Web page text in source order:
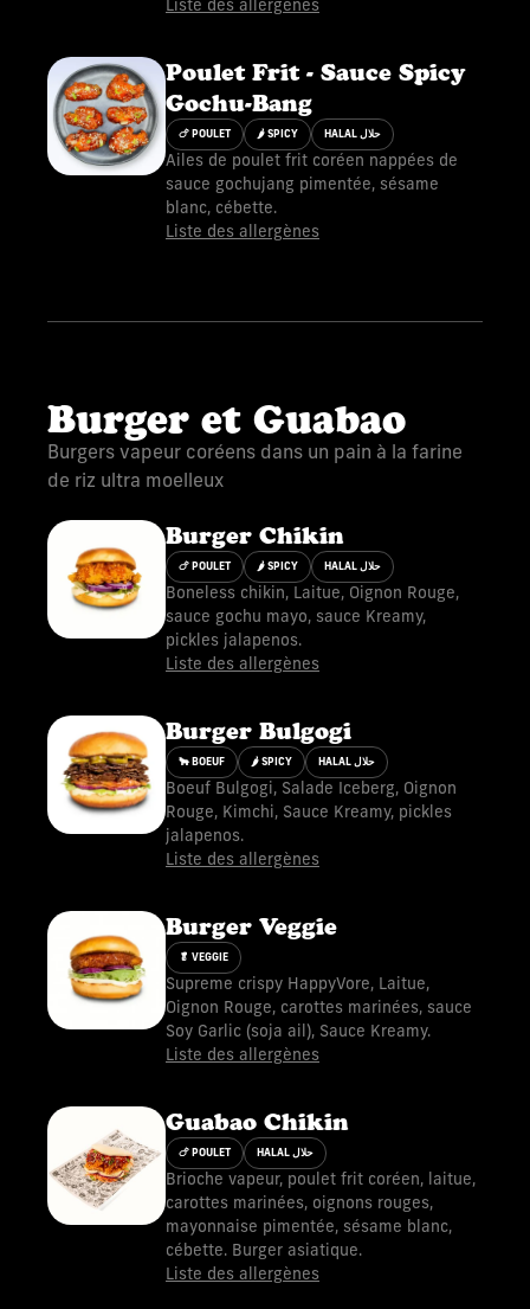
Liste des allergènes
Poulet Frit - Sauce Spicy
Gochu-Bang
🍗 POULET 🌶 SPICY HALAL حلال
Ailes de poulet frit coréen nappées de
sauce gochujang pimentée, sésame
blanc, cébette.
Liste des allergènes
Burger et Guabao
Burgers vapeur coréens dans un pain à la farine
de riz ultra moelleux
Burger Chikin
🍗 POULET 🌶 SPICY HALAL حلال
Boneless chikin, Laitue, Oignon Rouge,
sauce gochu mayo, sauce Kreamy,
pickles jalapenos.
Liste des allergènes
Burger Bulgogi
🐂 BOEUF 🌶 SPICY HALAL حلال
Boeuf Bulgogi, Salade Iceberg, Oignon
Rouge, Kimchi, Sauce Kreamy, pickles
jalapenos.
Liste des allergènes
Burger Veggie
🥬 VEGGIE
Supreme crispy HappyVore, Laitue,
Oignon Rouge, carottes marinées, sauce
Soy Garlic (soja ail), Sauce Kreamy.
Liste des allergènes
Guabao Chikin
🍗 POULET HALAL حلال
Brioche vapeur, poulet frit coréen, laitue,
carottes marinées, oignons rouges,
mayonnaise pimentée, sésame blanc,
cébette. Burger asiatique.
Liste des allergènes